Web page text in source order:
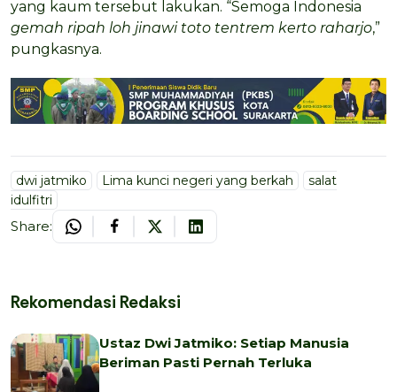
yang kaum tersebut lakukan. “Semoga Indonesia
gemah ripah loh jinawi toto tentrem kerto raharjo,”
pungkasnya.
dwi jatmiko Lima kunci negeri yang berkah
salat
idulfitri
Share:
Rekomendasi Redaksi
Ustaz Dwi Jatmiko: Setiap Manusia
Beriman Pasti Pernah Terluka